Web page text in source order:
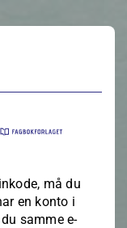
må du
en konto i
samme e-